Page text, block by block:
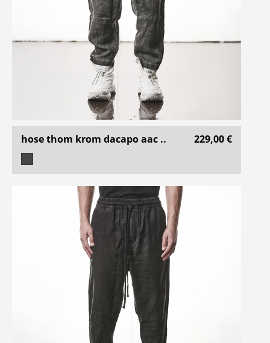
hose thom krom dacapo aac .. 229,00 €